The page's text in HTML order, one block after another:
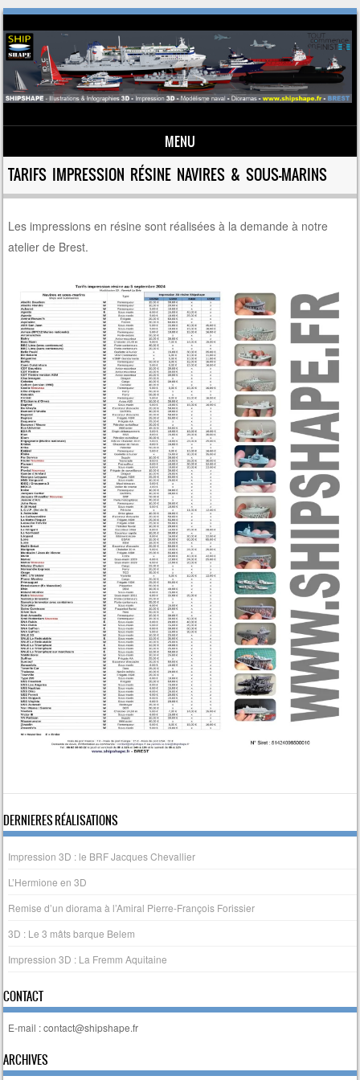
MENU
Skip to content
TARIFS IMPRESSION RÉSINE NAVIRES & SOUS-MARINS
Les impressions en résine sont réalisées à la demande à notre
atelier de Brest.
DERNIERES RÉALISATIONS
Impression 3D : le BRF Jacques Chevallier
L’Hermione en 3D
Remise d’un diorama à l’Amiral Pierre-François Forissier
3D : Le 3 mâts barque Belem
Impression 3D : La Fremm Aquitaine
CONTACT
E-mail : contact@shipshape.fr
ARCHIVES